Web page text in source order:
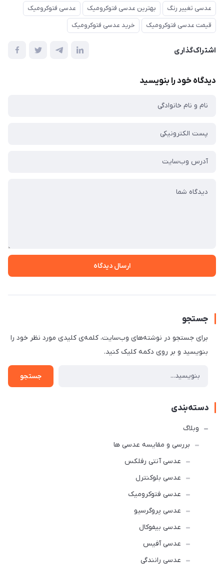
عدسی تغییر رنگ بهترین عدسی فتوکرومیک
عدسی فتوکرومیک
قیمت عدسی فتوکرومیک
خرید عدسی فتوکرومیک
اشتراک‌گذاری
دیدگاه خود را بنویسید
ارسال دیدگاه
جستجو
برای جستجو در نوشته‌های وب‌سایت، کلمه‌ی کلیدی مورد نظر خود را
بنویسید و بر روی دکمه کلیک کنید.
جستجو
دسته‌بندی
وبلاگ
بررسی و مقایسه عدسی ها
عدسی آنتی رفلکس
عدسی بلوکنترل
عدسی فتوکرومیک
عدسی پروگرسیو
عدسی بیفوکال
عدسی آفیس
عدسی رانندگی